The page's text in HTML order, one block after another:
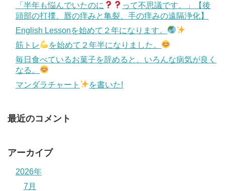
「半年も悩んでいたのに
って不思議です。」【後
頭部の打撲、唇の痒みと亀裂、手の痒みの遠隔浄化】
English Lessonを始めて２年になります。
筋トレ
を始めて２年半になりました。
毎日食べているお菓子を辞めると、いろんな病気が良く
なる。
マンダラチャート
を書いた!
最近のコメント
アーカイブ
2026年
7月